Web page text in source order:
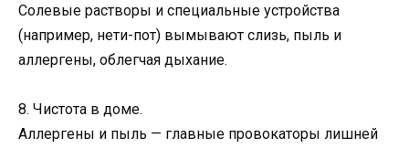
Солевые растворы и специальные устройства
(например, нети-пот) вымывают слизь, пыль и
аллергены, облегчая дыхание.
8. Чистота в доме.
Аллергены и пыль — главные провокаторы лишней